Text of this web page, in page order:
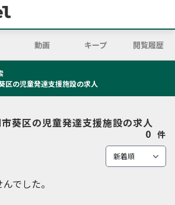
動画 キープ 閲覧履歴
区の児童発達支援施設の求人
葵区の児童発達支援施設の求人
0 件
でした。